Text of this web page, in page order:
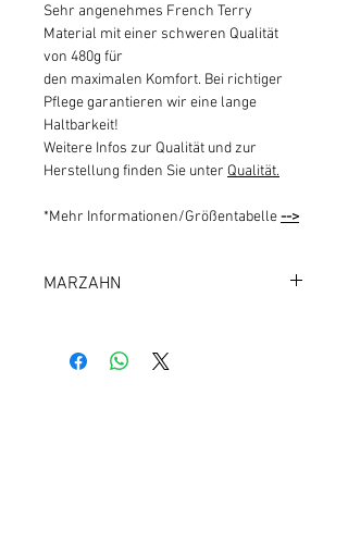
Sehr angenehmes French Terry
Material mit einer schweren Qualität
von 480g für
den maximalen Komfort. Bei richtiger
Pflege garantieren wir eine lange
Haltbarkeit!
Weitere Infos zur Qualität und zur
Herstellung finden Sie unter Qualität.
*Mehr Informationen/Größentabelle-->
MARZAHN